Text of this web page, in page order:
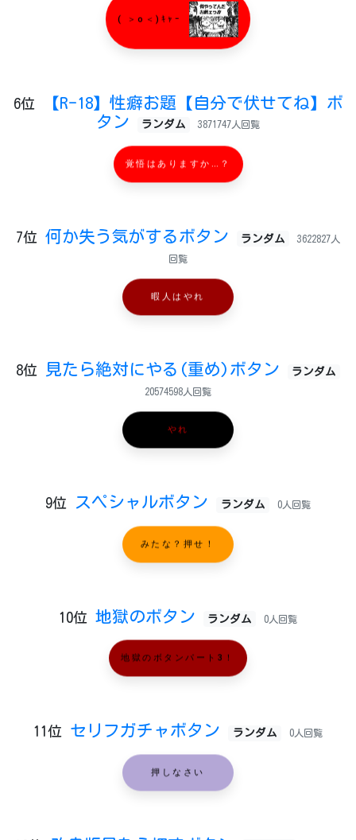
( ＞o＜)ｷｬｰ
6位
【R-18】性癖お題【自分で伏せてね】ボ
タン
ランダム 3871747人回覧
覚悟はありますか…？
7位 何か失う気がするボタン ランダム 3622827人
回覧
暇人はやれ
8位 見たら絶対にやる(重め)ボタン ランダム
20574598人回覧
やれ
9位 スペシャルボタン ランダム 0人回覧
みたな？押せ！
10位 地獄のボタン ランダム 0人回覧
地獄のボタンパート3！
11位 セリフガチャボタン ランダム 0人回覧
押しなさい